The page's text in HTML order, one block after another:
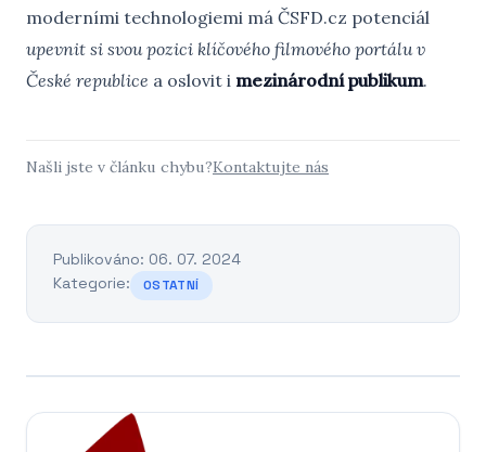
moderními technologiemi má ČSFD.cz potenciál
upevnit si svou pozici klíčového filmového portálu v
České republice a oslovit i mezinárodní publikum.
Našli jste v článku chybu?Kontaktujte nás
Publikováno: 06. 07. 2024
Kategorie:
OSTATNÍ